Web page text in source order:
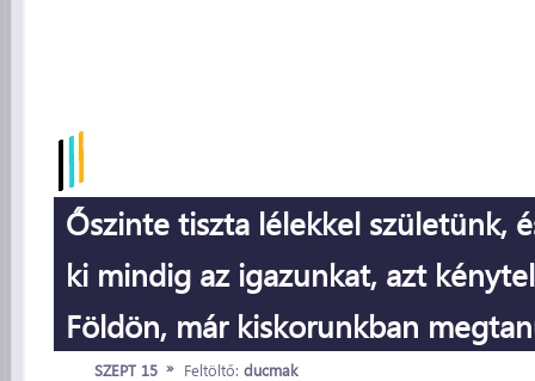
Őszinte tiszta lélekkel születünk,
ki mindig az igazunkat, azt
Földön, már kiskorunkban
SZEPT 15 » Feltöltő: ducmak